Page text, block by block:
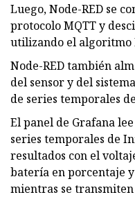
Luego, Node-RED se
protocolo MQTT y
utilizando el algoritmo
Node-RED también
del sensor y del
de series temporales
El panel de Grafana
series temporales de
resultados con el
batería en porcentaje
mientras se transmiten